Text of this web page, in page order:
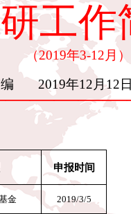
工作
（2019年3-12月）
2019年12月12日
申报时间
金 2019/3/5